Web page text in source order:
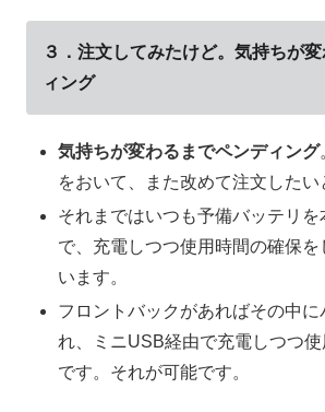
３．注文してみたけど。気持ちが
ィング
気持ちが変わるまでペンディング
をおいて、また改めて注文したい
それまではいつも予備バッテリを
で、充電しつつ使用時間の確保を
います。
フロントバックがあればその中に
れ、ミニUSB経由で充電しつつ
です。それが可能です。